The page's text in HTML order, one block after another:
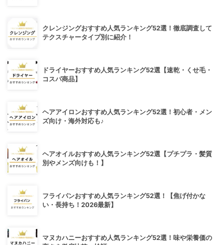
クレンジングおすすめ人気ランキング52選！徹底調査して
テクスチャータイプ別に紹介！
ドライヤーおすすめ人気ランキング52選【速乾・くせ毛・
コスパ商品】
ヘアアイロンおすすめ人気ランキング52選！初心者・メン
ズ向け・海外対応も♪
ヘアオイルおすすめ人気ランキング52選【プチプラ・髪質
別やメンズ向けも！】
フライパンおすすめ人気ランキング52選！【焦げ付かな
い・長持ち！2026最新】
マヌカハニーおすすめ人気ランキング52選！味や栄養価の